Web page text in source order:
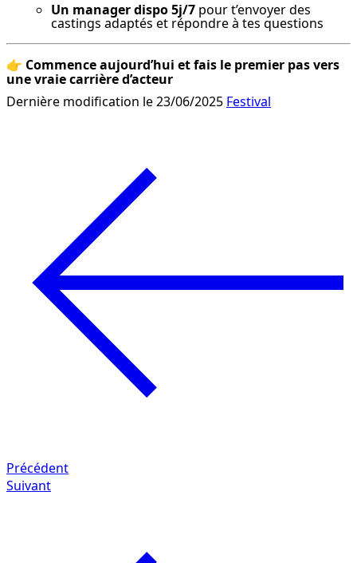
Un manager dispo 5j/7 pour t’envoyer des
castings adaptés et répondre à tes questions
👉 Commence aujourd’hui et fais le premier pas vers
une vraie carrière d’acteur
Dernière modification le 23/06/2025 Festival
Précédent
Suivant